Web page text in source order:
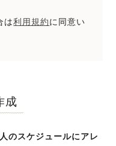
は利用規約に同意い
成
のスケジュールにアレ